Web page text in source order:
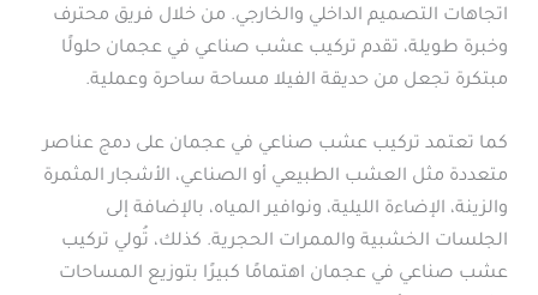
اتجاهات التصميم الداخلي والخارجي. من خلال فريق محترف
وخبرة طويلة، تقدم تركيب عشب صناعي في عجمان حلولًا
مبتكرة تجعل من حديقة الفيلا مساحة ساحرة وعملية.
كما تعتمد تركيب عشب صناعي في عجمان على دمج عناصر
متعددة مثل العشب الطبيعي أو الصناعي، الأشجار المثمرة
والزينة، الإضاءة الليلية، ونوافير المياه، بالإضافة إلى
الجلسات الخشبية والممرات الحجرية. كذلك، تُولي تركيب
عشب صناعي في عجمان اهتمامًا كبيرًا بتوزيع المساحات